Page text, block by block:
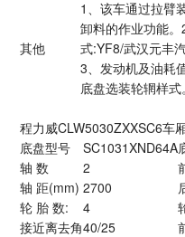
其他
1、该车通过拉臂
卸料的作业功能
式:YF8/武汉元丰
3、发动机及油耗
底盘选装轮辋样式。
程力威CLW5030ZXXSC6车
底盘型号
SC1031XND64A
轴 数
2
轴 距(mm) 2700
轮 胎 数:
4
接近离去角40/25